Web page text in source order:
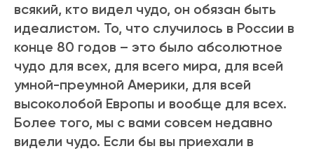
всякий, кто видел чудо, он обязан быть
идеалистом. То, что случилось в России в
конце 80 годов – это было абсолютное
чудо для всех, для всего мира, для всей
умной-преумной Америки, для всей
высоколобой Европы и вообще для всех.
Более того, мы с вами совсем недавно
видели чудо. Если бы вы приехали в